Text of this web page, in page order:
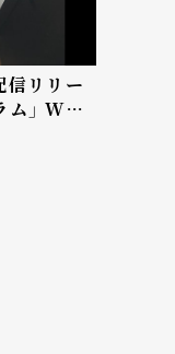
リリー
」 WEB